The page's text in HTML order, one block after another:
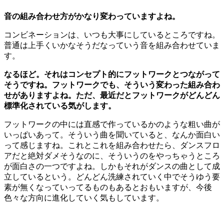
音の組み合わせ方がかなり変わっていますよね。
コンビネーションは、いつも大事にしているところですね。
普通は上手くいかなそうだなっていう音を組み合わせていま
す。
なるほど。それはコンセプト的にフットワークとつながって
そうですね。フットワークでも、そういう変わった組み合わ
せがありますよね。ただ、最近だとフットワークがどんどん
標準化されている気がします。
フットワークの中には直感で作っているかのような粗い曲が
いっぱいあって。そういう曲を聞いていると、なんか面白い
って感じますね。これとこれを組み合わせたら、ダンスフロ
アだと絶対ダメそうなのに、そういうのをやっちゃうところ
が面白さの一つですよね。しかもそれがダンスの曲として成
立しているという。どんどん洗練されていく中でそうゆう要
素が無くなっていってるものもあるとおもいますが、今後
色々な方向に進化していく気もしています。